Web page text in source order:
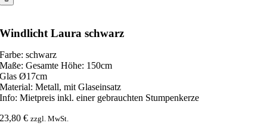
Windlicht Laura schwarz
Farbe: schwarz
Maße: Gesamte Höhe: 150cm
Glas Ø17cm
Material: Metall, mit Glaseinsatz
Info: Mietpreis inkl. einer gebrauchten Stumpenkerze
23,80€ zzgl. MwSt.